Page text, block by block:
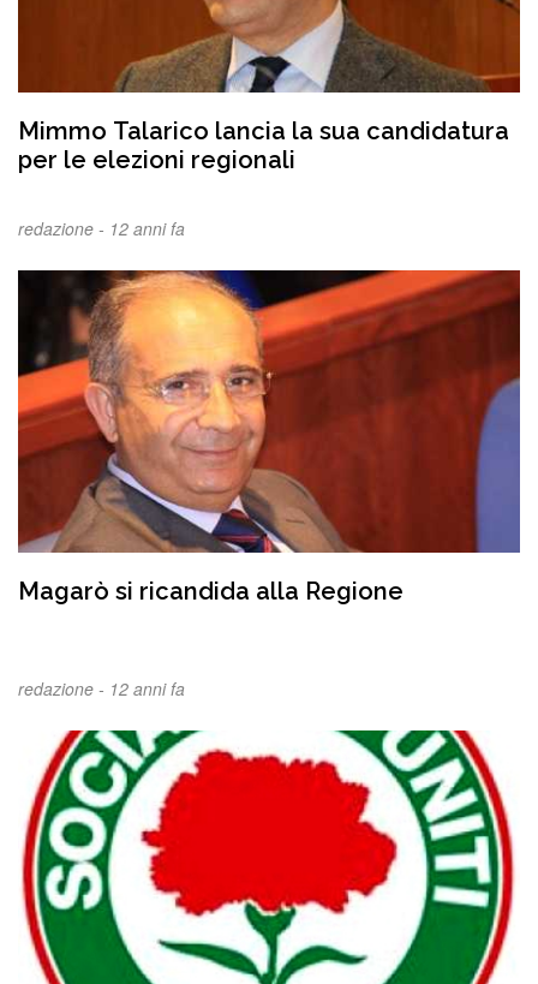
Mimmo Talarico lancia la sua candidatura
per le elezioni regionali
redazione - 12 anni fa
Magarò si ricandida alla Regione
redazione - 12 anni fa